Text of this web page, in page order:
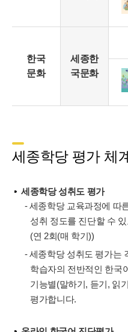
한국
문화
세종한
국문화
세종학당 평가 체
세종학당 성취도 평가
- 세종학당 교육과정에 따
성취 정도를 진단할 수
(연 2회(매 학기))
- 세종학당 성취도 평가는
학습자의 전반적인 한국
기능별(말하기, 듣기, 읽
평가합니다.